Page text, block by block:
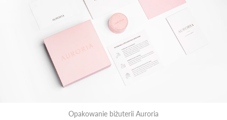
Opakowanie biżuterii Auroria